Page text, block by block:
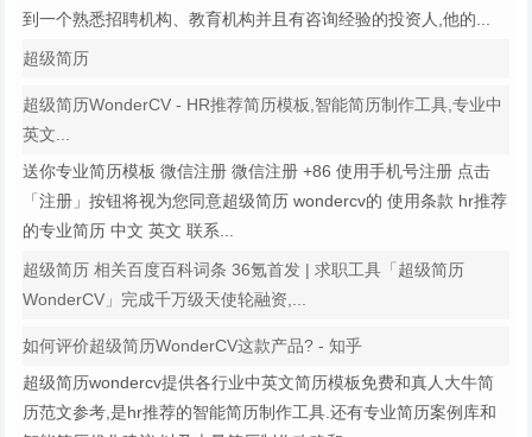
到一个熟悉招聘机构、教育机构并且有咨询经验的投资人,他的...
超级简历
超级简历WonderCV - HR推荐简历模板,智能简历制作工具,专业中
英文...
送你专业简历模板 微信注册 微信注册 +86 使用手机号注册 点击
「注册」按钮将视为您同意超级简历 wondercv的 使用条款 hr推荐
的专业简历 中文 英文 联系...
超级简历 相关百度百科词条 36氪首发 | 求职工具「超级简历
WonderCV」完成千万级天使轮融资,...
如何评价超级简历WonderCV这款产品? - 知乎
超级简历wondercv提供各行业中英文简历模板免费和真人大牛简
历范文参考,是hr推荐的智能简历制作工具.还有专业简历案例库和